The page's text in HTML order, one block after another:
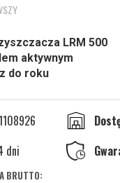
LRM 500
aktywnym
do roku
dni